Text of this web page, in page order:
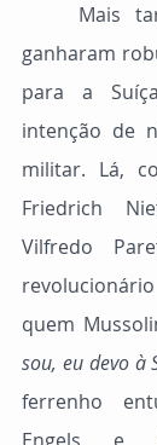
ganharam
para a
intenção de
militar. Lá,
Friedrich
Vilfredo
quem
sou, eu devo à
ferrenho